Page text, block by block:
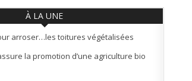
À LA UNE
arroser…les toitures végétalisées
la promotion d’une agriculture bio